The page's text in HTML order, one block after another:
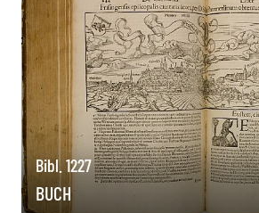
Bibl. 1227
BUCH